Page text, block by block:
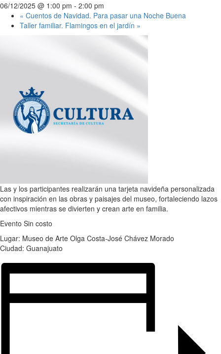
06/12/2025 @ 1:00 pm - 2:00 pm
« Cuentos de Navidad. Para pasar una Noche Buena
Taller familiar. Flamingos en el jardín »
Las y los participantes realizarán una tarjeta navideña personalizada
con inspiración en las obras y paisajes del museo, fortaleciendo lazos
afectivos mientras se divierten y crean arte en familia.
Evento Sin costo
Lugar: Museo de Arte Olga Costa-José Chávez Morado
Ciudad: Guanajuato